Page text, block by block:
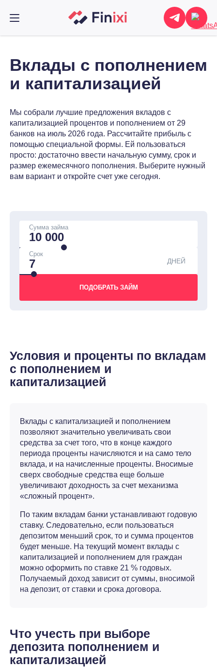
Вклады с пополнением
и капитализацией
Мы собрали лучшие предложения вкладов с
капитализацией процентов и пополнением от 29
банков на июль 2026 года. Рассчитайте прибыль с
помощью специальной формы. Ей пользоваться
просто: достаточно ввести начальную сумму, срок и
размер ежемесячного пополнения. Выберите нужный
вам вариант и откройте счет уже сегодня.
Сумма займа
Срок
ДНЕЙ
Условия и проценты по вкладам
с пополнением и
капитализацией
Вклады с капитализацией и пополнением
позволяют значительно увеличивать свои
средства за счет того, что в конце каждого
периода проценты начисляются и на само тело
вклада, и на начисленные проценты. Вносимые
сверх свободные средства еще больше
увеличивают доходность за счет механизма
«сложный процент».
По таким вкладам банки устанавливают годовую
ставку. Следовательно, если пользоваться
депозитом меньший срок, то и сумма процентов
будет меньше. На текущий момент вклады с
капитализацией и пополнением для граждан
можно оформить по ставке 21 % годовых.
Получаемый доход зависит от суммы, вносимой
на депозит, от ставки и срока договора.
Что учесть при выборе
депозита пополнением и
капитализацией